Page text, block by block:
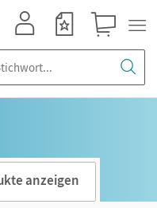
anzeigen